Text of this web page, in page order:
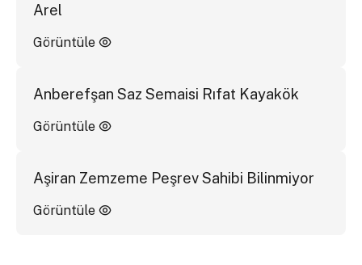
Arel
Görüntüle
Anberefşan Saz Semaisi Rıfat Kayakök
Görüntüle
Aşiran Zemzeme Peşrev Sahibi Bilinmiyor
Görüntüle